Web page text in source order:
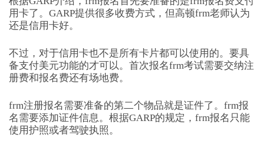
用卡了。GARP提供很多收费方式，但高顿frm老师认为
还是信用卡好。
不过，对于信用卡也不是所有卡片都可以使用的。要具
备支付美元功能的才可以。首次报名frm考试需要交纳注
册费和报名费还有场地费。
frm注册报名需要准备的第二个物品就是证件了。frm报
名需要添加证件信息。根据GARP的规定，frm报名只能
使用护照或者驾驶执照。